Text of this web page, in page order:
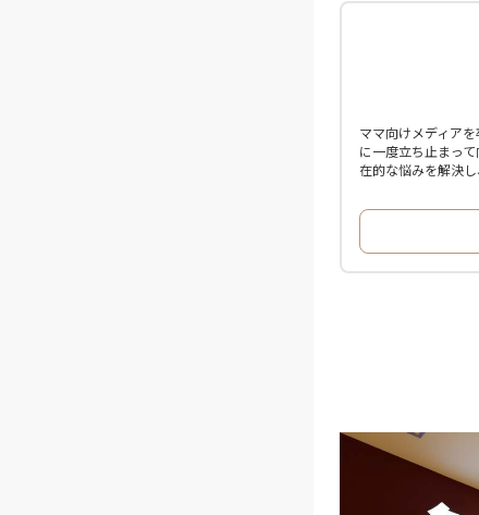
ママ向けメディア
に一度立ち止まっ
在的な悩みを解決